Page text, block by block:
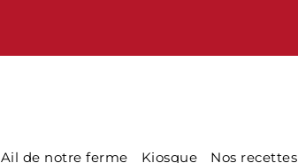
Ail de notre ferme Kiosque Nos recettes